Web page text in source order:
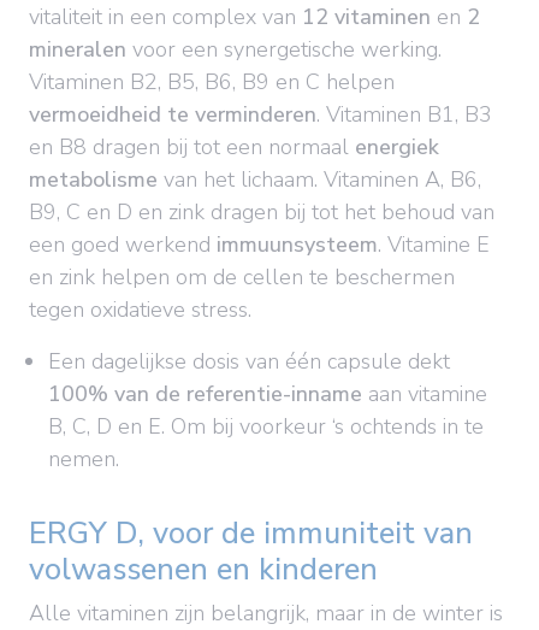
vitaliteit in een complex van 12 vitaminen en 2
mineralen voor een synergetische werking.
Vitaminen B2, B5, B6, B9 en C helpen
vermoeidheid te verminderen. Vitaminen B1, B3
en B8 dragen bij tot een normaal energiek
metabolisme van het lichaam. Vitaminen A, B6,
B9, C en D en zink dragen bij tot het behoud van
een goed werkend immuunsysteem. Vitamine E
en zink helpen om de cellen te beschermen
tegen oxidatieve stress.
Een dagelijkse dosis van één capsule dekt
100% van de referentie-inname aan vitamine
B, C, D en E. Om bij voorkeur ‘s ochtends in te
nemen.
ERGY D, voor de immuniteit van
volwassenen en kinderen
Alle vitaminen zijn belangrijk, maar in de winter is